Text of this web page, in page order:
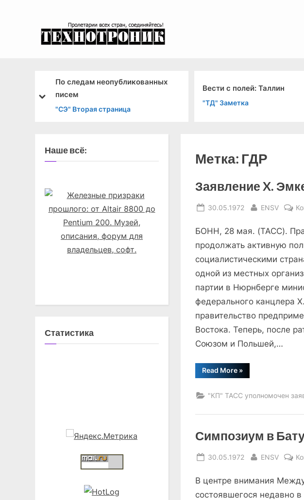
По следам неопубликованных
писем
"СЭ" Вторая страница
Вести с полей: Таллин
"ТД" Заметка
prev
next
Метка: ГДР
Заявление X.
Posted
30.05.1972 By
ENSV
БОНН, 28 мая. (ТАСС).
продолжать активную
социалистическими
одной из местных
партии в Нюрнберге
федерального канцлера
правительство
Востока. Теперь, после
Союзом и Польшей,…
Read More“Заявление
X.
»
"КП" ТАСС уполномочен
Симпозиум в
Posted
30.05.1972 By
ENSV
В центре внимания
состоявшегося недавно
Наше всё:
Статистика